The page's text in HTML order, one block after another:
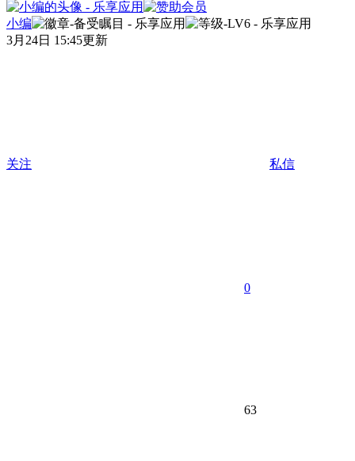
小编
3月24日 15:45更新
关注 私信
0
63